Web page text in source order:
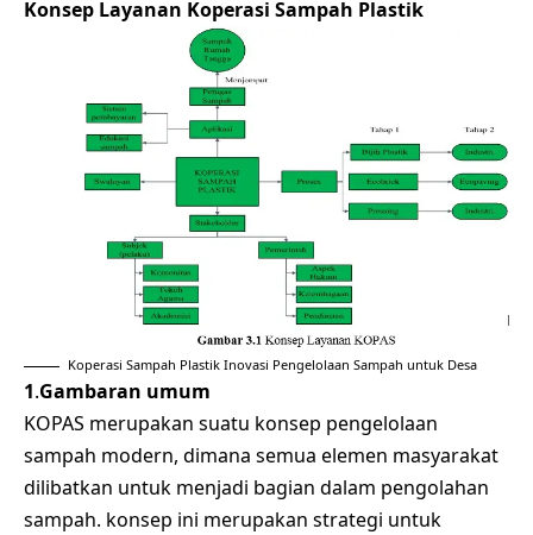
Konsep Layanan Koperasi Sampah Plastik
Koperasi Sampah Plastik Inovasi Pengelolaan Sampah untuk Desa
1.Gambaran umum
KOPAS merupakan suatu konsep pengelolaan
sampah modern, dimana semua elemen masyarakat
dilibatkan untuk menjadi bagian dalam pengolahan
sampah. konsep ini merupakan strategi untuk